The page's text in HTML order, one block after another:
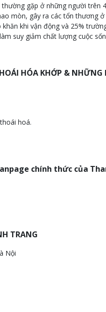
gặp ở những người trên
mòn, gây ra các tổn thương
khi vận động và 25%
suy giảm chất lượng cuộc
HÓA KHỚP & NHỮNG
hoá.
chính thức của
TRANG
Nội